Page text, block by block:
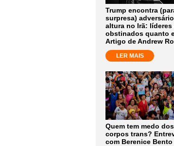
Trump encontra
surpresa)
altura no Irã: líderes
obstinados quanto
Artigo de Andrew
LER MAIS
Quem tem medo dos
corpos trans?
com Berenice Bento